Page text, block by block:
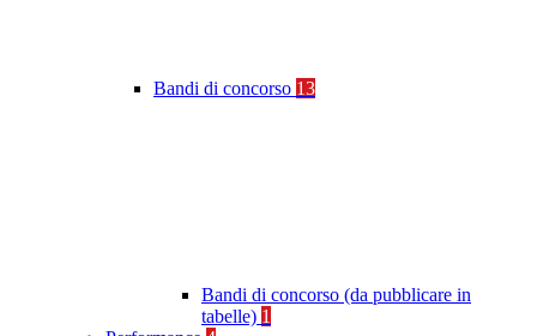
Bandi di concorso 13
Bandi di concorso (da pubblicare in
tabelle) 1